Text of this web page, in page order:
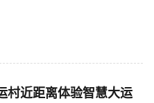
村近距离体验智慧大运